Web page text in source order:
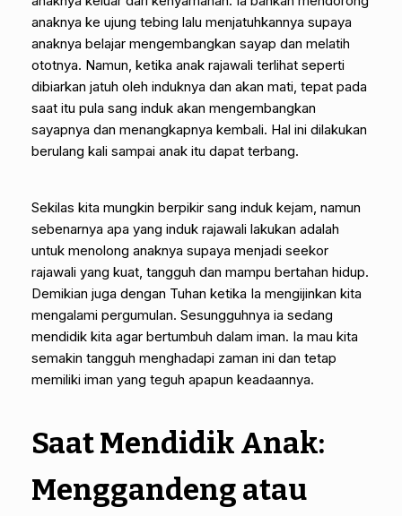
anaknya ke ujung tebing lalu menjatuhkannya supaya
anaknya belajar mengembangkan sayap dan melatih
ototnya. Namun, ketika anak rajawali terlihat seperti
dibiarkan jatuh oleh induknya dan akan mati, tepat pada
saat itu pula sang induk akan mengembangkan
sayapnya dan menangkapnya kembali. Hal ini dilakukan
berulang kali sampai anak itu dapat terbang.
Sekilas kita mungkin berpikir sang induk kejam, namun
sebenarnya apa yang induk rajawali lakukan adalah
untuk menolong anaknya supaya menjadi seekor
rajawali yang kuat, tangguh dan mampu bertahan hidup.
Demikian juga dengan Tuhan ketika Ia mengijinkan kita
mengalami pergumulan. Sesungguhnya ia sedang
mendidik kita agar bertumbuh dalam iman. Ia mau kita
semakin tangguh menghadapi zaman ini dan tetap
memiliki iman yang teguh apapun keadaannya.
Saat Mendidik Anak:
Menggandeng atau